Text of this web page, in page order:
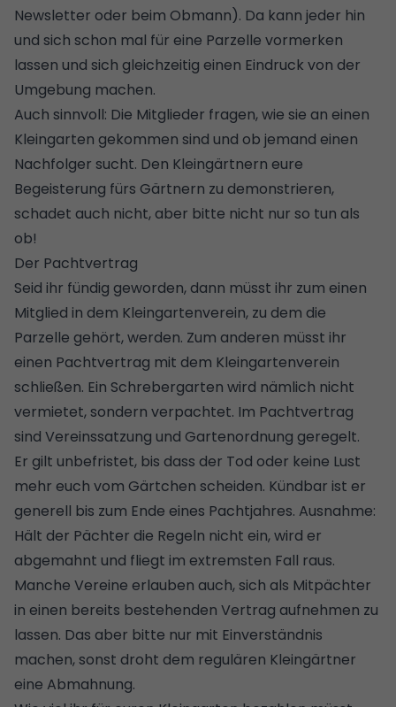
Newsletter oder beim Obmann). Da kann jeder hin
und sich schon mal für eine Parzelle vormerken
lassen und sich gleichzeitig einen Eindruck von der
Umgebung machen.
Auch sinnvoll: Die Mitglieder fragen, wie sie an einen
Kleingarten gekommen sind und ob jemand einen
Nachfolger sucht. Den Kleingärtnern eure
Begeisterung fürs Gärtnern zu demonstrieren,
schadet auch nicht, aber bitte nicht nur so tun als
ob!
Der Pachtvertrag
Seid ihr fündig geworden, dann müsst ihr zum einen
Mitglied in dem Kleingartenverein, zu dem die
Parzelle gehört, werden. Zum anderen müsst ihr
einen Pachtvertrag mit dem Kleingartenverein
schließen. Ein Schrebergarten wird nämlich nicht
vermietet, sondern verpachtet. Im Pachtvertrag
sind Vereinssatzung und Gartenordnung geregelt.
Er gilt unbefristet, bis dass der Tod oder keine Lust
mehr euch vom Gärtchen scheiden. Kündbar ist er
generell bis zum Ende eines Pachtjahres. Ausnahme:
Hält der Pächter die Regeln nicht ein, wird er
abgemahnt und fliegt im extremsten Fall raus.
Manche Vereine erlauben auch, sich als Mitpächter
in einen bereits bestehenden Vertrag aufnehmen zu
lassen. Das aber bitte nur mit Einverständnis
machen, sonst droht dem regulären Kleingärtner
eine Abmahnung.